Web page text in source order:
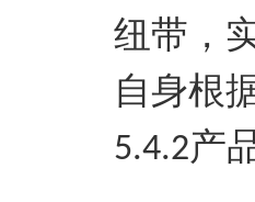
纽带，
自身根
5.4.2产